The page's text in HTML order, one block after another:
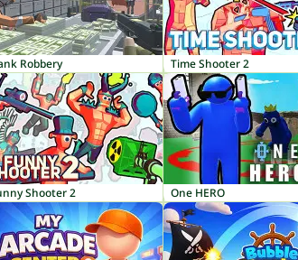
Robbery Time Shooter 2
Shooter 2 One HERO